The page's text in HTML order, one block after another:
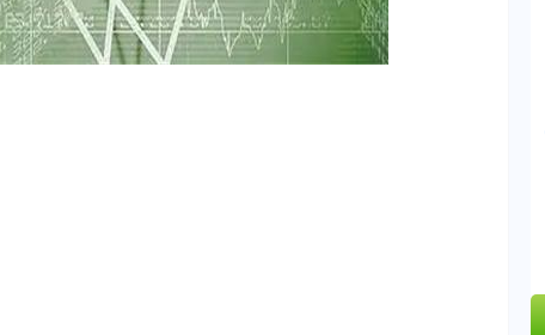
沪深300 4679.90 28.59